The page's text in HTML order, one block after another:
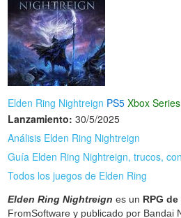
Elden Ring Nightreign PS5 Xbox
Lanzamiento: 30/5/2025
Análisis Elden Ring Nightreign
Guía Elden Ring Nightreign, trucos,
Todos los juegos de Elden Ring
Elden Ring Nightreign es un RPG
FromSoftware y publicado por Bandai